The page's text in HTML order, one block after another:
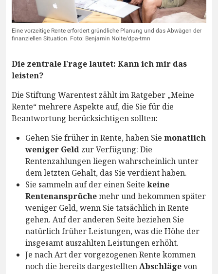
Eine vorzeitige Rente erfordert gründliche Planung und das Abwägen der
finanziellen Situation. Foto: Benjamin Nolte/dpa-tmn
Die zentrale Frage lautet: Kann ich mir das
leisten?
Die Stiftung Warentest zählt im Ratgeber „Meine
Rente“ mehrere Aspekte auf, die Sie für die
Beantwortung berücksichtigen sollten:
Gehen Sie früher in Rente, haben Sie monatlich
weniger Geld zur Verfügung: Die
Rentenzahlungen liegen wahrscheinlich unter
dem letzten Gehalt, das Sie verdient haben.
Sie sammeln auf der einen Seite keine
Rentenansprüchemehr und bekommen später
weniger Geld, wenn Sie tatsächlich in Rente
gehen. Auf der anderen Seite beziehen Sie
natürlich früher Leistungen, was die Höhe der
insgesamt auszahlten Leistungen erhöht.
Je nach Art der vorgezogenen Rente kommen
noch die bereits dargestelltenAbschlägevon